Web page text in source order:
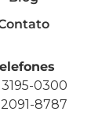
3195-0300
2091-8787